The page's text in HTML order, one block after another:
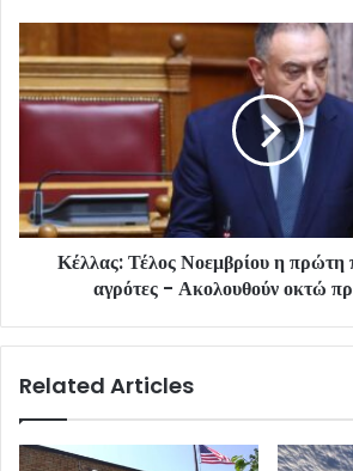
Κέλλας: Τέλος Νοεμβρίου η
αγρότες - Ακολουθούν οκτώ
Related Articles